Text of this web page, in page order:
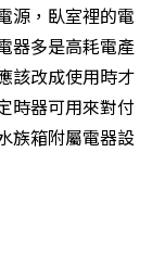
源，臥室裡的電
器多是高耗電產
該改成使用時才
時器可用來對付
族箱附屬電器設